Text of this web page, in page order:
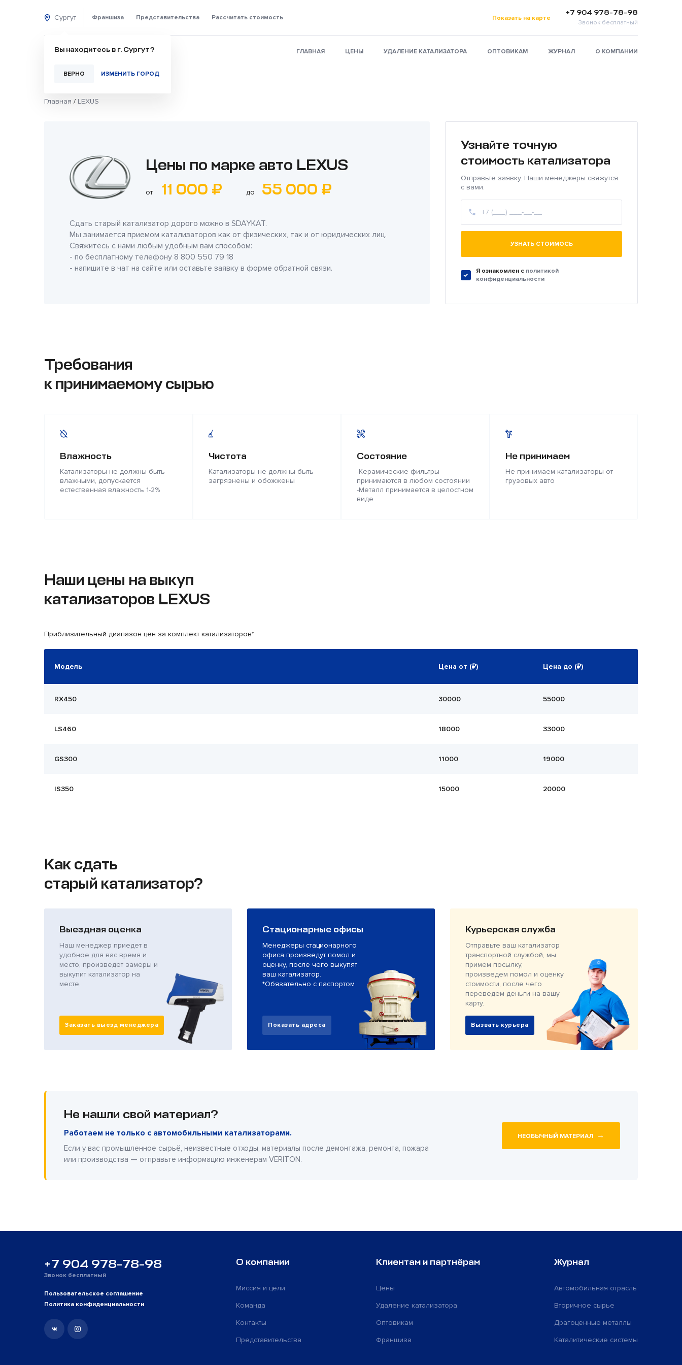
Сургут
Вы находитесь в г. Сургут?
ВЕРНО ИЗМЕНИТЬ ГОРОД
Франшиза Представительства Рассчитать стоимость Показать на карте
+7 904 978-78-98
Звонок бесплатный
ГЛАВНАЯ ЦЕНЫ УДАЛЕНИЕ КАТАЛИЗАТОРА ОПТОВИКАМ ЖУРНАЛ О КОМПАНИИ
Главная / LEXUS
Цены по марке авто LEXUS
от 11 000 ₽ до 55 000 ₽
Сдать старый катализатор дорого можно в SDAYKAT.
Мы занимается приемом катализаторов как от физических, так и от юридических лиц.
Свяжитесь с нами любым удобным вам способом:
- по бесплатному телефону 8 800 550 79 18
- напишите в чат на сайте или оставьте заявку в форме обратной связи.
Узнайте точную
стоимость катализатора
Отправьте заявку. Наши менеджеры свяжутся
с вами.
УЗНАТЬ СТОИМОСЬ
Я ознакомлен c политикой
конфиденциальности
Требования
к принимаемому сырью
Влажность
Катализаторы не должны быть
влажными, допускается
естественная влажность 1-2%
Чистота
Катализаторы не должны быть
загрязнены и обожжены
Состояние
-Керамические фильтры
принимаются в любом состоянии
-Металл принимается в целостном
виде
Не принимаем
Не принимаем катализаторы от
грузовых авто
Наши цены на выкуп
катализаторов LEXUS
Приблизительный диапазон цен за комплект катализаторов*
Модель Цена от (₽) Цена до (₽)
RX450 30000 55000
LS460 18000 33000
GS300 11000 19000
IS350 15000 20000
Как сдать
старый катализатор?
Выездная оценка
Наш менеджер приедет в
удобное для вас время и
место, произведет замеры и
выкупит катализатор на
месте.
Заказать выезд менеджера
Стационарные офисы
Менеджеры стационарного
офиса произведут помол и
оценку, после чего выкупят
ваш катализатор.
*Обязательно с паспортом
Показать адреса
Курьерская служба
Отправьте ваш катализатор
транспортной службой, мы
примем посылку,
произведем помол и оценку
стоимости, после чего
переведем деньги на вашу
карту.
Вызвать курьера
Не нашли свой материал?
Работаем не только с автомобильными катализаторами.
Если у вас промышленное сырьё, неизвестные отходы, материалы после демонтажа, ремонта, пожара
или производства — отправьте информацию инженерам VERITON.
НЕОБЫЧНЫЙ МАТЕРИАЛ →
+7 904 978-78-98
Звонок бесплатный
Пользовательское соглашение
Политика конфиденциальности
О компании
Миссия и цели
Команда
Контакты
Представительства
Клиентам и партнёрам
Цены
Удаление катализатора
Оптовикам
Франшиза
Журнал
Автомобильная отрасль
Вторичное сырье
Драгоценные металлы
Каталитические системы